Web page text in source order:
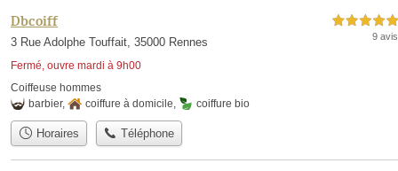
Dbcoiff
3 Rue Adolphe Touffait, 35000 Rennes
Fermé, ouvre mardi à 9h00
5,0 étoiles sur 5
9 avis
Coiffeuse hommes
barbier, coiffure à domicile, coiffure bio
Horaires Téléphone